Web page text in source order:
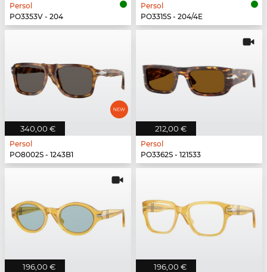
Persol
PO3353V - 204
Persol
PO3315S - 204/4E
340,00 €
Persol
PO8002S - 1243B1
212,00 €
Persol
PO3362S - 121533
196,00 € 196,00 €